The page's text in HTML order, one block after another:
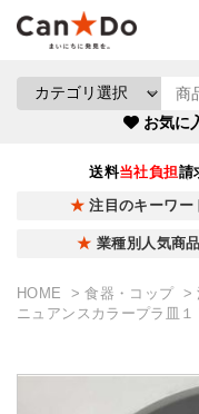
お気に
送料当社負担請
注目のキーワー
業種別人気商品
HOME 食器・コップ
ニュアンスカラープラ皿１